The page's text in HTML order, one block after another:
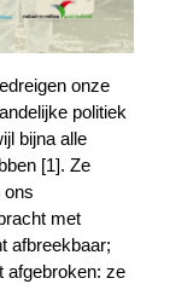
onze
politiek
bijna alle
[1]. Ze
ons
met
afbreekbaar;
afgebroken: ze